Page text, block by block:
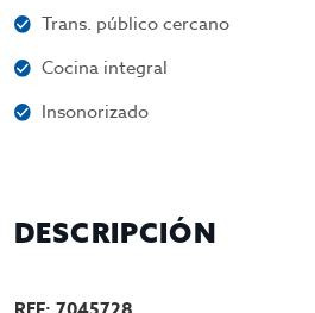
Trans. público cercano
Cocina integral
Insonorizado
DESCRIPCIÓN